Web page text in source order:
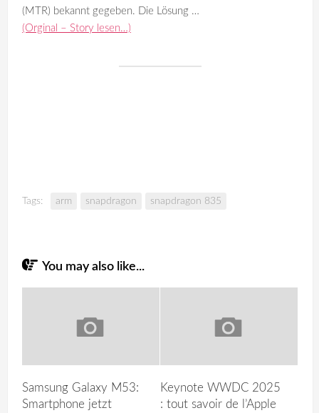
(MTR) bekannt gegeben. Die Lösung …
(Orginal – Story lesen…)
Tags: arm snapdragon snapdragon 835
You may also like...
Samsung Galaxy M53:
Smartphone jetzt
Keynote WWDC 2025
: tout savoir de l’Apple